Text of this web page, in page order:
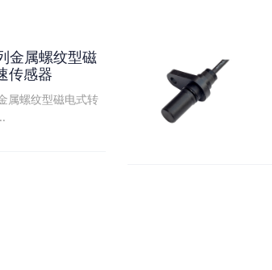
金属螺纹型磁
传感器
属螺纹型磁电式转